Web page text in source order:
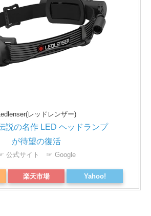
レッドレンザー)
説の名作 LED ヘッドランプ
が待望の復活
公式サイト ☞ Google
楽天市場 Yahoo!